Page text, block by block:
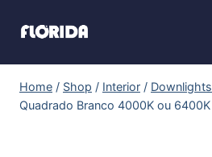
Home / Shop / Interior / Downlights
Quadrado Branco 4000K ou 6400K